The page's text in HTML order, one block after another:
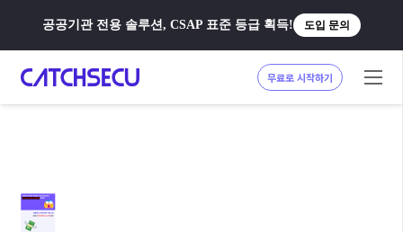
공공기관 전용 솔루션, CSAP 표준 등급 획득! 도입 문의
무료로 시작하기